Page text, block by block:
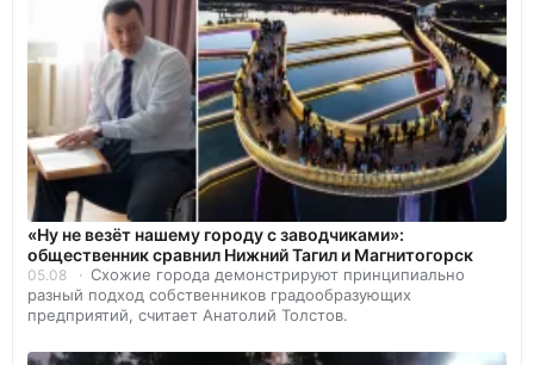
«Ну не везёт нашему городу с заводчиками»:
общественник сравнил Нижний Тагил и Магнитогорск
05.08
Схожие города демонстрируют принципиально
разный подход собственников градообразующих
предприятий, считает Анатолий Толстов.